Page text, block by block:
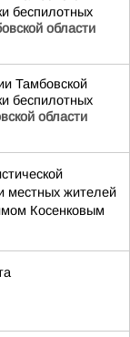
беспилотных
области
Тамбовской
беспилотных
области
местных жителей
Косенковым